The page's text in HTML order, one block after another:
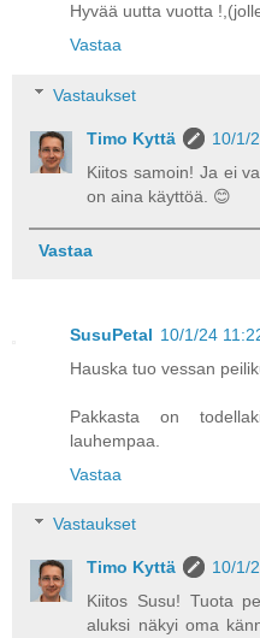
Hyvää uutta vuotta
Vastaa
Vastaukset
Timo Kyttä
10/1/
Kiitos samoin! Ja ei
on aina käyttöä. 😊
Vastaa
SusuPetal 10/1/24
Hauska tuo vessan
Pakkasta on
lauhempaa.
Vastaa
Vastaukset
Timo Kyttä
10/1/
Kiitos Susu! Tuota
aluksi näkyi oma